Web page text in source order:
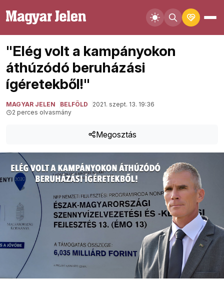
"Elég volt a kampányokon
áthúzódó beruházási
ígéretekből!"
MAGYAR JELEN BELFÖLD
2021. szept. 13. 19:36
2 perces olvasmány
Megosztás